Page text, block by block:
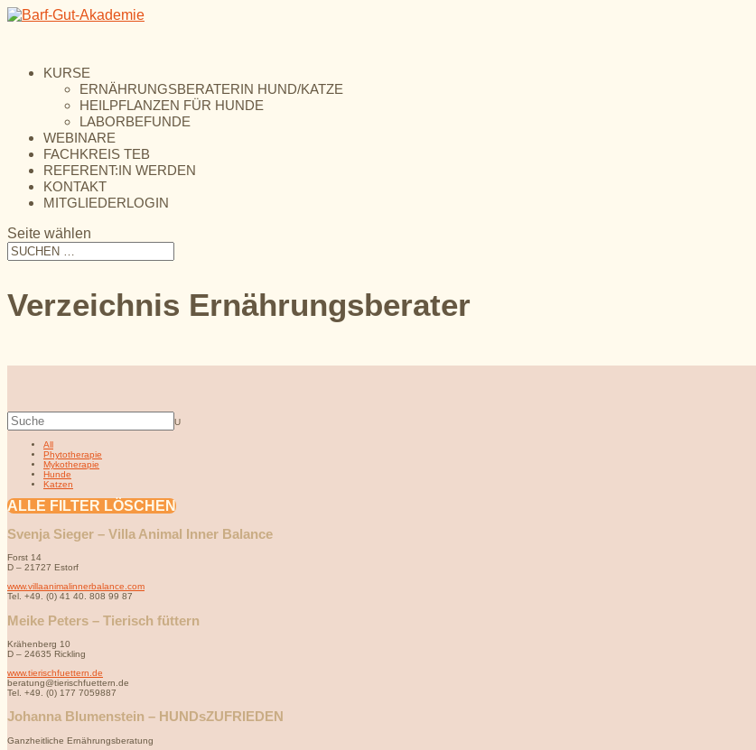
KURSE
ERNÄHRUNGSBERATERIN HUND/KATZE
HEILPFLANZEN FÜR HUNDE
LABORBEFUNDE
WEBINARE
FACHKREIS TEB
REFERENT:IN WERDEN
KONTAKT
MITGLIEDERLOGIN
Seite wählen
Verzeichnis Ernährungsberater
U
All
Phytotherapie
Mykotherapie
Hunde
Katzen
ALLE FILTER LÖSCHEN
Svenja Sieger – Villa Animal Inner Balance
Forst 14
D – 21727 Estorf
www.villaanimalinnerbalance.com
Tel. +49. (0) 41 40. 808 99 87
Meike Peters – Tierisch füttern
Krähenberg 10
D – 24635 Rickling
www.tierischfuettern.de
beratung@tierischfuettern.de
Tel. +49. (0) 177 7059887
Johanna Blumenstein – HUNDsZUFRIEDEN
Ganzheitliche Ernährungsberatung